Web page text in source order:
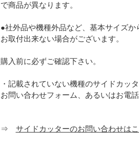
で商品が異なります。
●社外品や機種外品など、基本サイズか
お取付出来ない場合がございます。
購入前に必ずご確認下さい。
・記載されていない機種のサイドカッ
お問い合わせフォーム、あるいはお電
⇒ サイドカッターのお問い合わせは